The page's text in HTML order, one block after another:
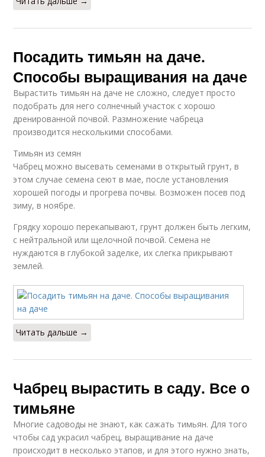
Посадить тимьян на даче.
Способы выращивания на даче
Вырастить тимьян на даче не сложно, следует просто
подобрать для него солнечный участок с хорошо
дренированной почвой. Размножение чабреца
производится несколькими способами.
Тимьян из семян
Чабрец можно высевать семенами в открытый грунт, в
этом случае семена сеют в мае, после установления
хорошей погоды и прогрева почвы. Возможен посев под
зиму, в ноябре.
Грядку хорошо перекапывают, грунт должен быть легким,
с нейтральной или щелочной почвой. Семена не
нуждаются в глубокой заделке, их слегка прикрывают
землей.
Читать дальше →
Чабрец вырастить в саду. Все о
тимьяне
Многие садоводы не знают, как сажать тимьян. Для того
чтобы сад украсил чабрец, выращивание на даче
происходит в несколько этапов, и для этого нужно знать,